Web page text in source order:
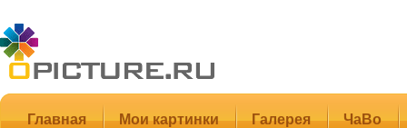
Главная Мои картинки Галерея ЧаВо